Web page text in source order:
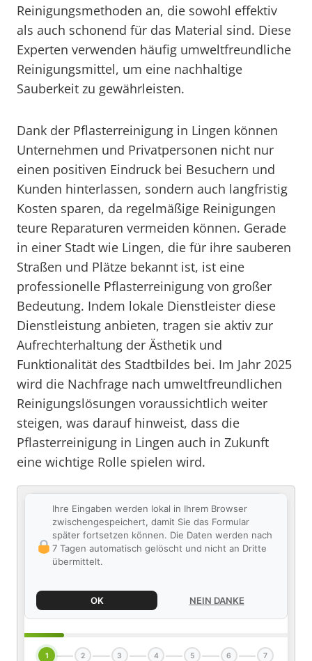
Reinigungsmethoden an, die sowohl effektiv
als auch schonend für das Material sind. Diese
Experten verwenden häufig umweltfreundliche
Reinigungsmittel, um eine nachhaltige
Sauberkeit zu gewährleisten.
Dank der Pflasterreinigung in Lingen können
Unternehmen und Privatpersonen nicht nur
einen positiven Eindruck bei Besuchern und
Kunden hinterlassen, sondern auch langfristig
Kosten sparen, da regelmäßige Reinigungen
teure Reparaturen vermeiden können. Gerade
in einer Stadt wie Lingen, die für ihre sauberen
Straßen und Plätze bekannt ist, ist eine
professionelle Pflasterreinigung von großer
Bedeutung. Indem lokale Dienstleister diese
Dienstleistung anbieten, tragen sie aktiv zur
Aufrechterhaltung der Ästhetik und
Funktionalität des Stadtbildes bei. Im Jahr 2025
wird die Nachfrage nach umweltfreundlichen
Reinigungslösungen voraussichtlich weiter
steigen, was darauf hinweist, dass die
Pflasterreinigung in Lingen auch in Zukunft
eine wichtige Rolle spielen wird.
Ihre Eingaben werden lokal in Ihrem Browser
zwischengespeichert, damit Sie das Formular
später fortsetzen können. Die Daten werden nach
7 Tagen automatisch gelöscht und nicht an Dritte
übermittelt.
OK NEIN DANKE
1 2 3 4 5 6 7